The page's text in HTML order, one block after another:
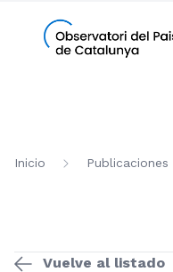
Inicio Publicaciones
Vuelve al listado